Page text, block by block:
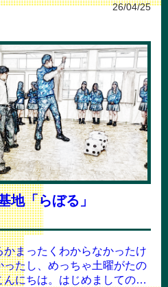
26/04/25
地「らぼる」
まったくわからなかったけ
ったし、めっちゃ土曜がたの
にちは。はじめましての方